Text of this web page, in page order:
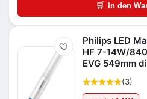
🛒 In den
Merken
Philips LED
HF 7-14W/
EVG 549mm
(3)